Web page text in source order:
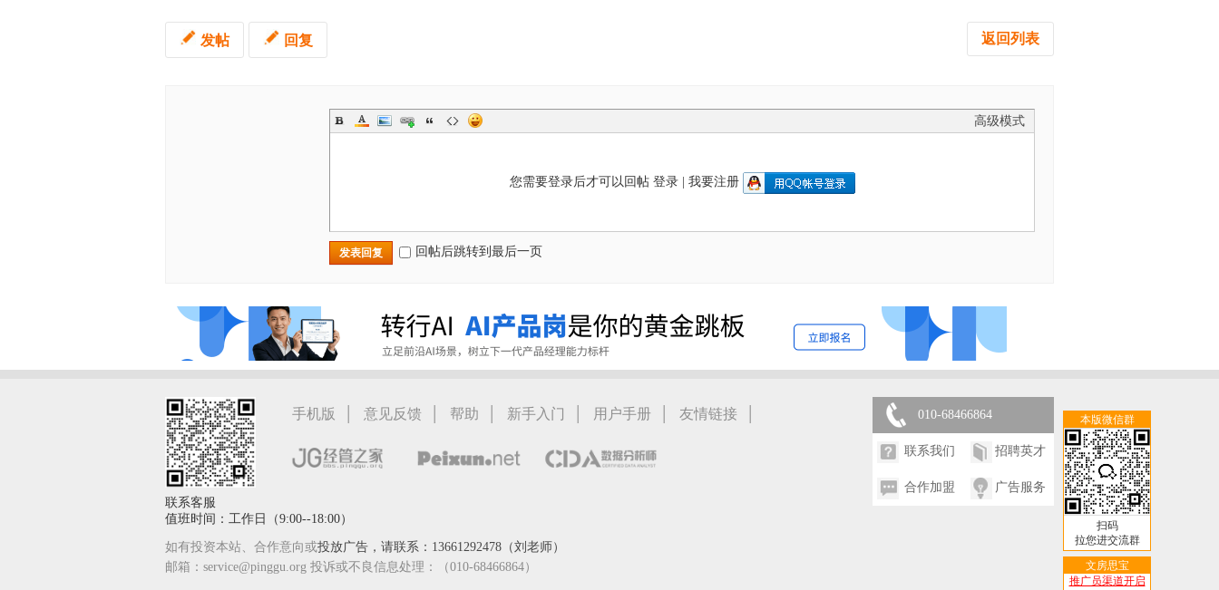
返回列表
发帖 回复
高级模式
您需要登录后才可以回帖 登录| 我要注册
发表回复 回帖后跳转到最后一页
本版微信群
扫码
拉您进交流群
文房思宝
推广员渠道开启
手机版 | 意见反馈 | 帮助 | 新手入门 | 用户手册 | 友情链接 |
联系客服
值班时间：工作日（9:00--18:00）
如有投资本站、合作意向或投放广告，请联系：13661292478（刘老师）
邮箱：service@pinggu.org 投诉或不良信息处理：（010-68466864）
010-68466864
联系我们 招聘英才
合作加盟 广告服务